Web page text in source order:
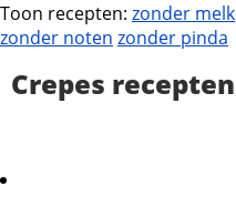
Toon recepten: zonder melk
zonder noten zonder pinda
Crepes recepten